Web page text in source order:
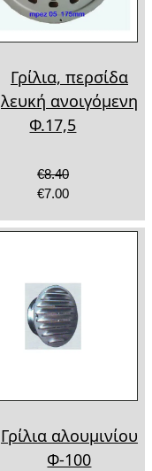
Γρίλια, περσίδα
λευκή ανοιγόμενη
Φ.17,5
€8.40
€7.00
Γρίλια αλουμινίου
Φ-100